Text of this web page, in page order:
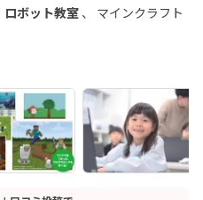
ロボット教室
マインクラフト